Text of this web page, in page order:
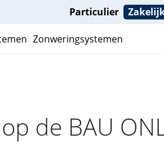
Particulier
Zonweringsystemen
de BAU